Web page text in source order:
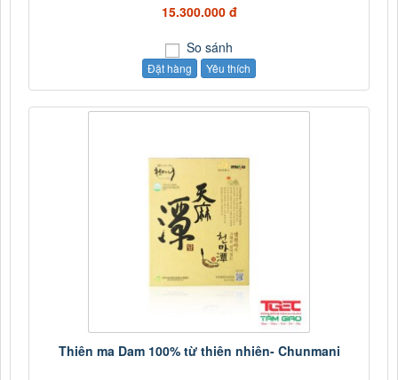
15.300.000 đ
So sánh
Đặt hàng Yêu thích
Thiên ma Dam 100% từ thiên nhiên- Chunmani